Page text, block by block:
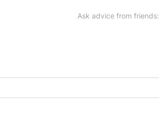
Ask advice from friends: